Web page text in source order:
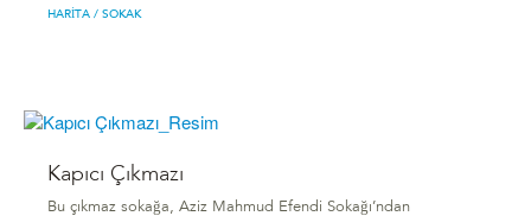
HARITA / SOKAK
Kapıcı Çıkmazı
Bu çıkmaz sokağa, Aziz Mahmud Efendi Sokağı’ndan